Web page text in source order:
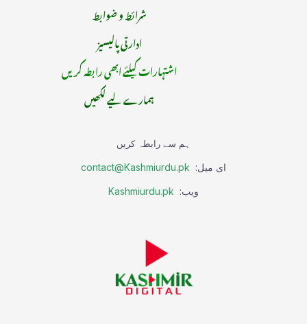
شرائط و ضوابط
ادارتی پالیسیز
اشتہارات کیلئے ابھی رابطہ کریں
ہمارے لیے لکھیں
ہم سے رابطہ کریں
ای میل: contact@Kashmiurdu.pk
ویب: Kashmiurdu.pk